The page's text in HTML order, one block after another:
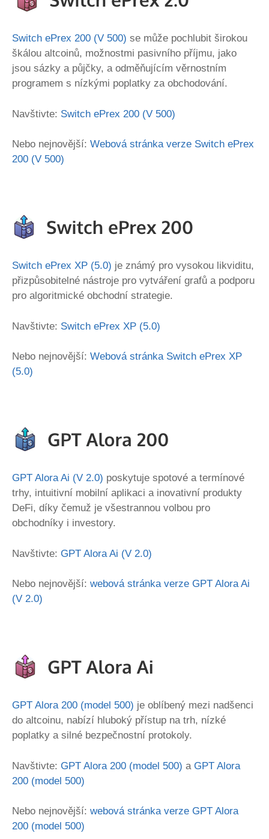
Switch ePrex 200 (V 500) se může pochlubit širokou
škálou altcoinů, možnostmi pasivního příjmu, jako
jsou sázky a půjčky, a odměňujícím věrnostním
programem s nízkými poplatky za obchodování.
Navštivte: Switch ePrex 200 (V 500)
Nebo nejnovější: Webová stránka verze Switch ePrex
200 (V 500)
Switch ePrex XP (5.0) je známý pro vysokou likviditu,
přizpůsobitelné nástroje pro vytváření grafů a podporu
pro algoritmické obchodní strategie.
Navštivte: Switch ePrex XP (5.0)
Nebo nejnovější: Webová stránka Switch ePrex XP
(5.0)
GPT Alora Ai (V 2.0) poskytuje spotové a termínové
trhy, intuitivní mobilní aplikaci a inovativní produkty
DeFi, díky čemuž je všestrannou volbou pro
obchodníky i investory.
Navštivte: GPT Alora Ai (V 2.0)
Nebo nejnovější: webová stránka verze GPT Alora Ai
(V 2.0)
GPT Alora 200 (model 500) je oblíbený mezi nadšenci
do altcoinu, nabízí hluboký přístup na trh, nízké
poplatky a silné bezpečnostní protokoly.
Navštivte: GPT Alora 200 (model 500) a GPT Alora
200 (model 500)
Nebo nejnovější: webová stránka verze GPT Alora
200 (model 500)